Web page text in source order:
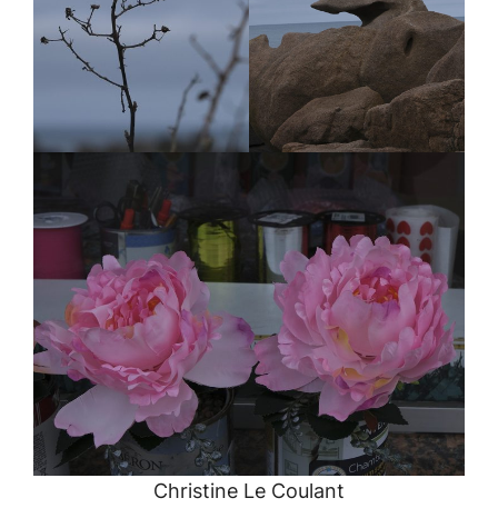
Christine Le Coulant